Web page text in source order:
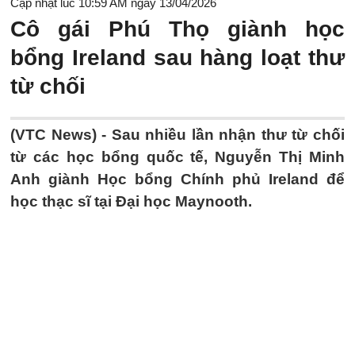
Cập nhật lúc 10:59 AM ngày 13/04/2026
Cô gái Phú Thọ giành học
bổng Ireland sau hàng loạt thư
từ chối
(VTC News) - Sau nhiều lần nhận thư từ chối
từ các học bổng quốc tế, Nguyễn Thị Minh
Anh giành Học bổng Chính phủ Ireland để
học thạc sĩ tại Đại học Maynooth.